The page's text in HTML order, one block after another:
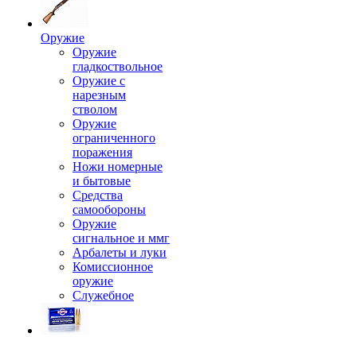
Оружие
Оружие
гладкоствольное
Оружие с
нарезным
стволом
Оружие
ограниченного
поражения
Ножи номерные
и бытовые
Средства
самообороны
Оружие
сигнальное и ммг
Арбалеты и луки
Комиссионное
оружие
Служебное